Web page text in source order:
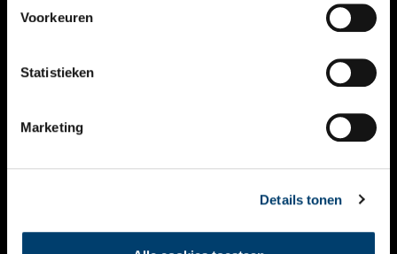
Voorkeuren
Statistieken
Marketing
Details tonen
KALENDER
THEMA’S
VIDEO’S
CONTACT